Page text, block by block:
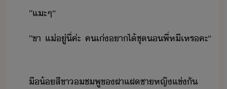
​“​แะ​ๆ​”
​“​ขา​ ​แ่​ู่​ี่​ค่ะ​ ​คเ่​าไ้​ชุ​พี่​หี​เหร​คะ​”​
​ื​้​สีขา​​ชพู​ข​ฝาแฝ​ชา​หญิ​แข่​ั​